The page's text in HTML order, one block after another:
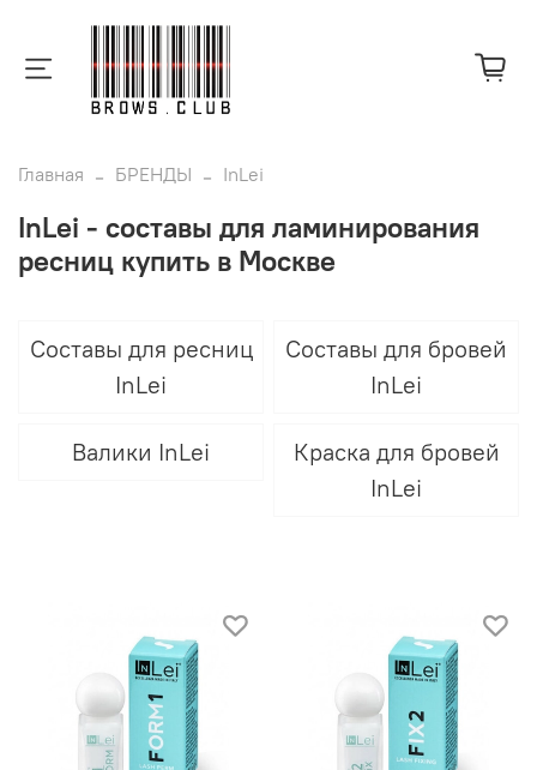
Главная БРЕНДЫ InLei
InLei - составы для ламинирования
ресниц купить в Москве
Составы для ресниц
InLei
Составы для бровей
InLei
Валики InLei
Краска для бровей
InLei